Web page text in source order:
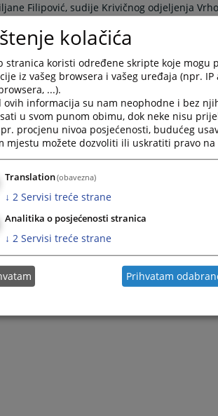
Filipović, sudije Krivičnog odjeljenja
2010. g.
kolačića
stranica koristi određene skripte koje
iz vašeg browsera i vašeg uređaja (npr.
...).
ovih informacija su nam neophodne i bez
u svom punom obimu, dok neke nisu
procjenu nivoa posjećenosti, budućeg
mjestu možete dozvoliti ili uskratiti pravo
Translation(obavezna)
↓ 2 Servisi treće strane
Analitika o posjećenosti stranica
↓ 2 Servisi treće strane
Prihvatam